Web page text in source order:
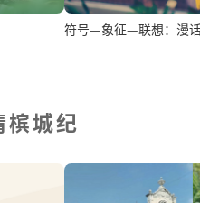
符号—象征—联想：漫
槟城纪